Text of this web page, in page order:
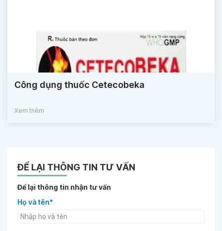
Công dụng thuốc Cetecobeka
Xem thêm
ĐỂ LẠI THÔNG TIN TƯ VẤN
Để lại thông tin nhận tư vấn
Họ và tên*